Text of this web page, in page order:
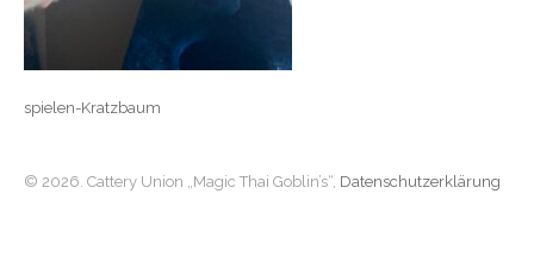
spielen-Kratzbaum
© 2026. Cattery Union „Magic Thai Goblin’s“, Datenschutzerklärung